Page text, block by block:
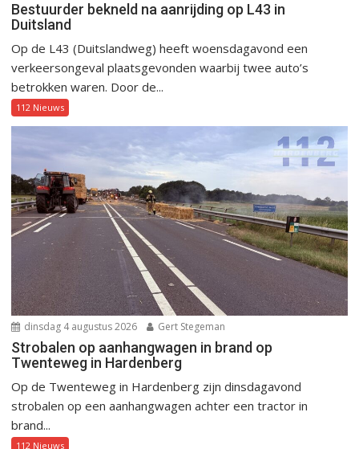
Bestuurder bekneld na aanrijding op L43 in
Duitsland
Op de L43 (Duitslandweg) heeft woensdagavond een
verkeersongeval plaatsgevonden waarbij twee auto’s
betrokken waren. Door de...
112 Nieuws
dinsdag 4 augustus 2026 Gert Stegeman
Strobalen op aanhangwagen in brand op
Twenteweg in Hardenberg
Op de Twenteweg in Hardenberg zijn dinsdagavond
strobalen op een aanhangwagen achter een tractor in
brand...
112 Nieuws